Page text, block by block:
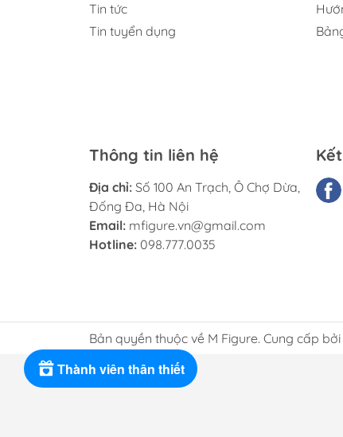
Tin tức
Tin tuyển dụng
Thông tin liên hệ
Địa chỉ: Số 100 An Trạch, Ô Chợ Dừa,
Đống Đa, Hà Nội
Email: mfigure.vn@gmail.com
Hotline: 098.777.0035
Bản quyền thuộc về M Figure. Cung cấp bởi
Thành viên thân thiết